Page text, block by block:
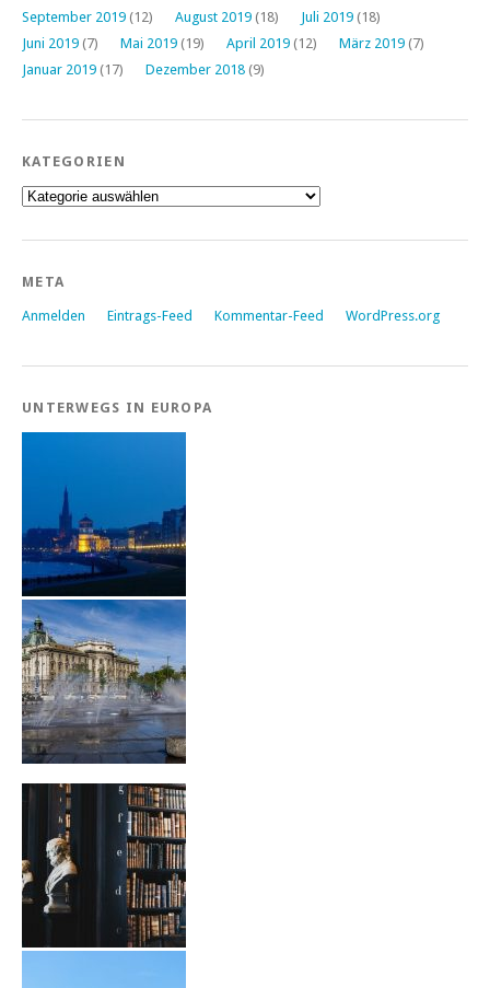
September 2019 (12) August 2019 (18) Juli 2019 (18)
Juni 2019 (7) Mai 2019 (19) April 2019 (12) März 2019 (7)
Januar 2019 (17) Dezember 2018 (9)
KATEGORIEN
Kategorien
META
Anmelden Eintrags-Feed Kommentar-Feed WordPress.org
UNTERWEGS IN EUROPA